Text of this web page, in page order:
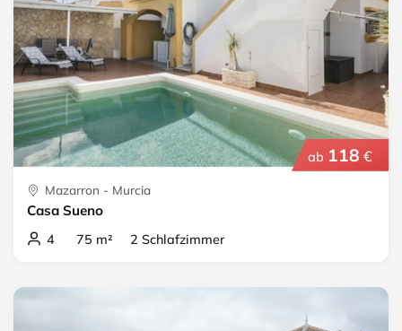
ab 118 €
Mazarron - Murcia
Casa Sueno
4 75 m² 2 Schlafzimmer